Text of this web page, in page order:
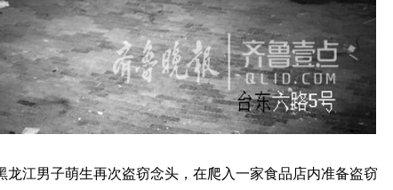
龙江男子萌生再次盗窃念头，在爬入一家食品店内准备盗窃